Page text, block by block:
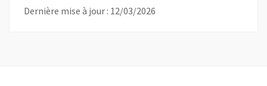
Dernière mise à jour : 12/03/2026